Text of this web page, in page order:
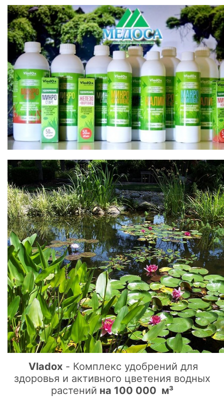
Vladox- Комплекс удобрений для
здоровья и активного цветения водных
растений на 100 000 м³